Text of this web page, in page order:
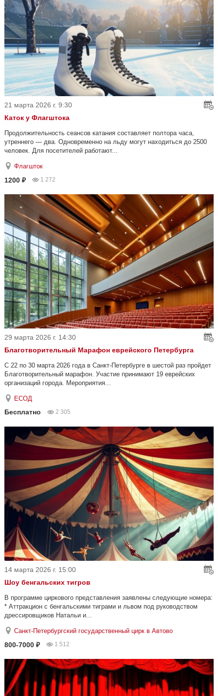
21 марта 2026 г. 9:30
Каток у Флагштока
Продолжительность сеансов катания составляет полтора часа,
утреннего — два. Одновременно на льду могут находиться до 2500
человек. Для посетителей работают...
Флагшток
1200 ₽ 1 272
29 марта 2026 г. 14:30
Благотворительный Марафон еврейского Петербурга
С 22 по 30 марта 2026 года в Санкт-Петербурге в шестой раз пройдет
Благотворительный марафон. Участие принимают 19 еврейских
организаций города. Мероприятия...
ЕСОД
Бесплатно 2 305
14 марта 2026 г. 15:00
Шоу бенгальских тигров
В программе циркового представления заявлены следующие номера:
* Аттракцион с бенгальскими тиграми и львом под руководством
дрессировщиков Натальи и...
Санкт-Петербургский государственный цирк в Автово
800-7000 ₽ 1 512